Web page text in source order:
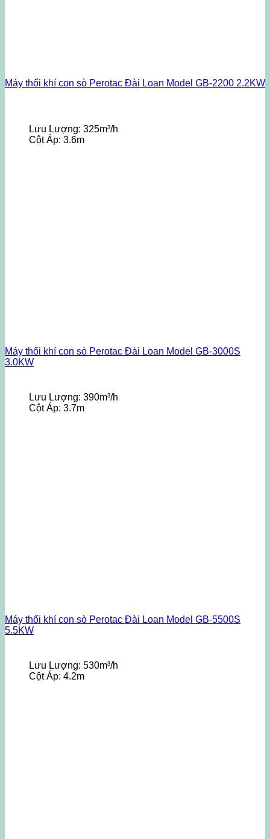
Máy thổi khí con sò Perotac Đài Loan Model GB-2200 2.2KW
Lưu Lượng: 325m³/h
Cột Áp: 3.6m
Máy thổi khí con sò Perotac Đài Loan Model GB-3000S
3.0KW
Lưu Lượng: 390m³/h
Cột Áp: 3.7m
Máy thổi khí con sò Perotac Đài Loan Model GB-5500S
5.5KW
Lưu Lượng: 530m³/h
Cột Áp: 4.2m